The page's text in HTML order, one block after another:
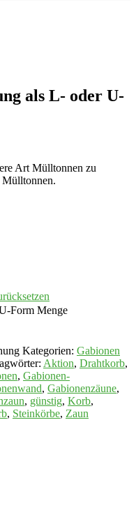
als L- oder U-
Art Mülltonnen zu
Form Menge
Kategorien: Gabionen
Aktion, Drahtkorb,
, Gabionen-
, Gabionenzäune,
, günstig, Korb,
, Steinkörbe, Zaun